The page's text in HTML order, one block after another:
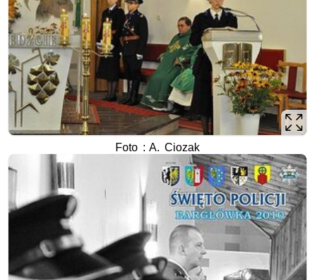
Foto : A. Ciozak